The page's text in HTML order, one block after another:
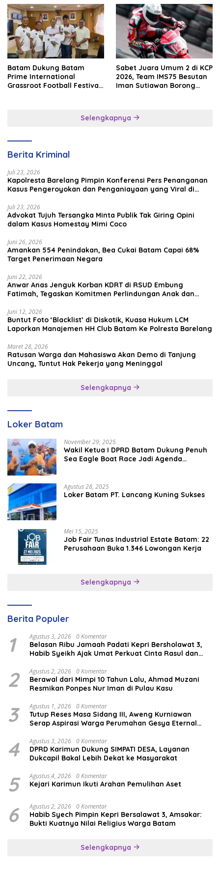
Batam Dukung Batam
Prime International
Grassroot Football Festival
Sabet Juara Umum 2 di KCP
2026, Team IMS75 Besutan
Iman Sutiawan Borong
Selengkapnya
Berita Kriminal
Juli 23, 2026
Kapolresta Barelang Pimpin Konferensi Pers Penanganan
Kasus Pengeroyokan dan Penganiayaan yang Viral di
Juli 23, 2026
Advokat Tujuh Tersangka Minta Publik Tak Giring Opini
dalam Kasus Homestay Mimi Coco
Juni 26, 2026
Amankan 554 Penindakan, Bea Cukai Batam Capai 68%
Target Penerimaan Negara
Juni 22, 2026
Anwar Anas Jenguk Korban KDRT di RSUD Embung
Fatimah, Tegaskan Komitmen Perlindungan Anak dan
Juni 12, 2026
Buntut Foto ‘Blacklist’ di Diskotik, Kuasa Hukum LCM
Laporkan Manajemen HH Club Batam Ke Polresta Barelang
Maret 28, 2026
Ratusan Warga dan Mahasiswa Akan Demo di Tanjung
Uncang, Tuntut Hak Pekerja yang Meninggal
Selengkapnya
Loker Batam
November 29, 2025
Wakil Ketua I DPRD Batam Dukung Penuh
Sea Eagle Boat Race Jadi Agenda
Agustus 28, 2025
Loker Batam PT. Lancang Kuning Sukses
Mei 15, 2025
Job Fair Tunas Industrial Estate Batam: 22
Perusahaan Buka 1.346 Lowongan Kerja
Selengkapnya
Berita Populer
1 Agustus 3, 2026 0 Komentar
Belasan Ribu Jamaah Padati Kepri Bersholawat 3,
Habib Syeikh Ajak Umat Perkuat Cinta Rasul dan
2 Agustus 2, 2026 0 Komentar
Berawal dari Mimpi 10 Tahun Lalu, Ahmad Muzani
Resmikan Ponpes Nur Iman di Pulau Kasu
3 Agustus 1, 2026 0 Komentar
Tutup Reses Masa Sidang III, Aweng Kurniawan
Serap Aspirasi Warga Perumahan Gesya Eternal
4 Agustus 3, 2026 0 Komentar
DPRD Karimun Dukung SIMPATI DESA, Layanan
Dukcapil Bakal Lebih Dekat ke Masyarakat
5 Agustus 4, 2026 0 Komentar
Kejari Karimun Ikuti Arahan Pemulihan Aset
6 Agustus 2, 2026 0 Komentar
Habib Syech Pimpin Kepri Bersalawat 3, Amsakar:
Bukti Kuatnya Nilai Religius Warga Batam
Selengkapnya